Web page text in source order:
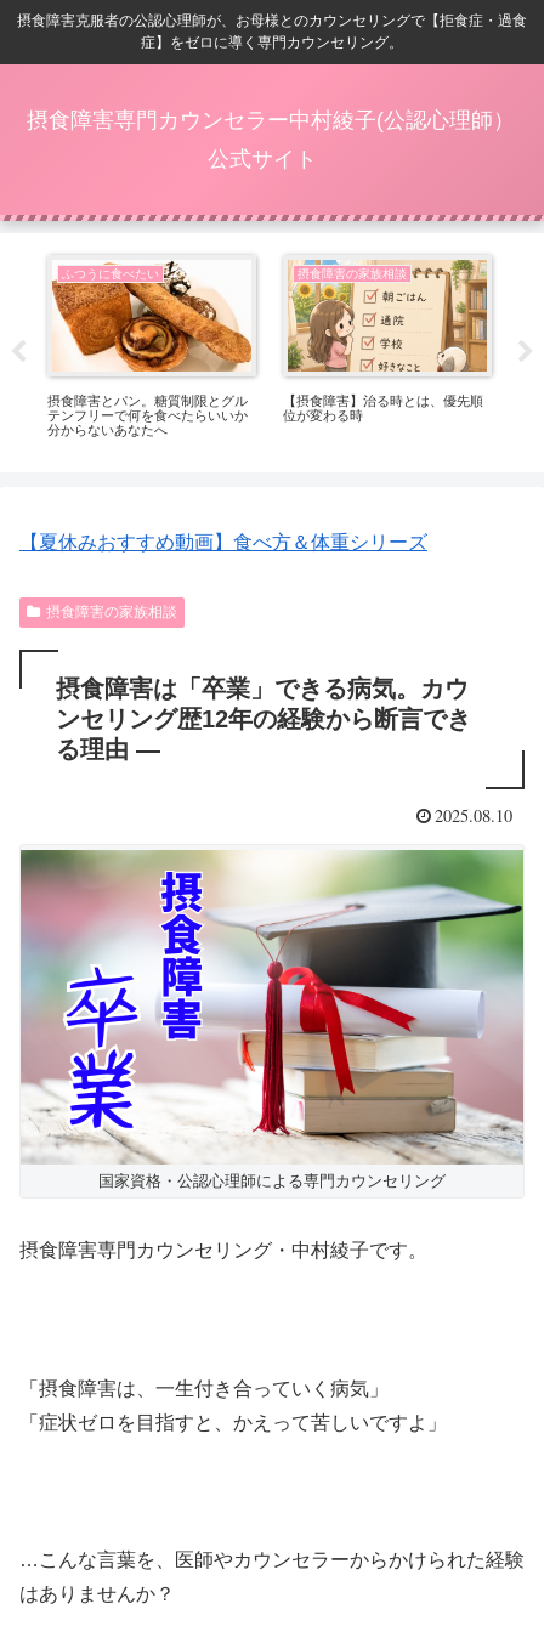
摂食障害克服者の公認心理師が、お母様とのカウンセリングで【拒食症・過食
症】をゼロに導く専門カウンセリング。
摂食障害専門カウンセラー中村綾子(公認心理師）
公式サイト
ふつうに食べたい
摂食障害とパン。糖質制限とグル
テンフリーで何を食べたらいいか
分からないあなたへ
摂食障害の家族相談
【摂食障害】治る時とは、優先順
位が変わる時
【夏休みおすすめ動画】食べ方＆体重シリーズ
摂食障害の家族相談
摂食障害は「卒業」できる病気。カウ
ンセリング歴12年の経験から断言でき
る理由 —
2025.08.10
国家資格・公認心理師による専門カウンセリング
摂食障害専門カウンセリング・中村綾子です。
「摂食障害は、一生付き合っていく病気」
「症状ゼロを目指すと、かえって苦しいですよ」
…こんな言葉を、医師やカウンセラーからかけられた経験
はありませんか？